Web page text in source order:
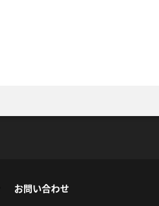
お問い合わせ